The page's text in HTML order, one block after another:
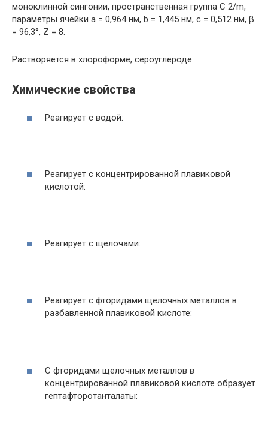
моноклинной сингонии, пространственная группа C 2/m,
параметры ячейки a = 0,964 нм, b = 1,445 нм, c = 0,512 нм, β
= 96,3°, Z = 8.
Растворяется в хлороформе, сероуглероде.
Химические свойства
Реагирует с водой:
Реагирует с концентрированной плавиковой
кислотой:
Реагирует с щелочами:
Реагирует с фторидами щелочных металлов в
разбавленной плавиковой кислоте:
С фторидами щелочных металлов в
концентрированной плавиковой кислоте образует
гептафторотанталаты: